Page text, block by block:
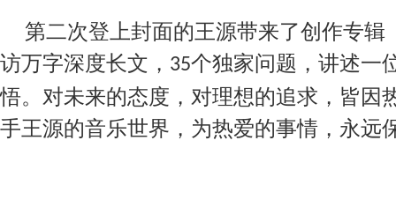
第二次登上封面的王源带来了创作专辑
访万字深度长文， 35个独家问题，讲述一
悟。对未来的态度，对理想的追求，皆因
手王源的音乐世界，为热爱的事情，永远